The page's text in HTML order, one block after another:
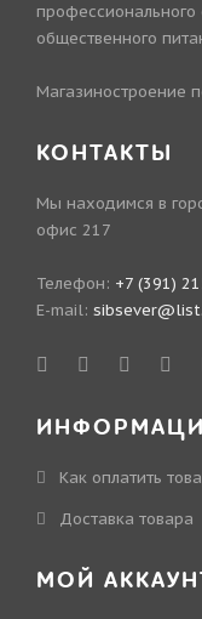
общественного
Магазиностроение
КОНТАКТЫ
Мы находимся в
офис 217
Телефон: +7 (391)
E-mail:
Как оплатить
Доставка товара
МОЙ